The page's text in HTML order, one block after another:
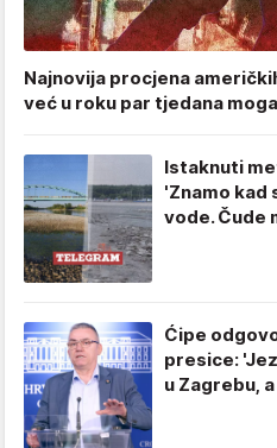
Najnovija procjena
već u roku par tjedana
Istaknuti
'Znamo kad
vode. Čude
Ćipe
presice:
u Zagrebu,